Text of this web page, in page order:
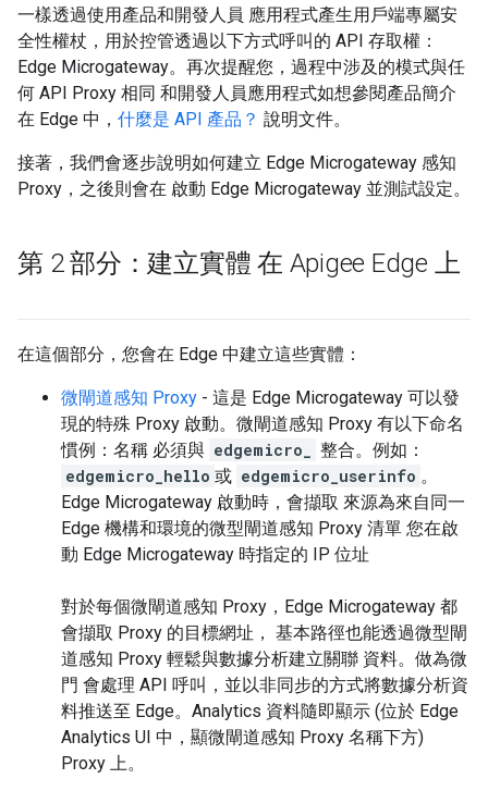
一樣透過使用產品和開發人員 應用程式產生用戶端專屬安
全性權杖，用於控管透過以下方式呼叫的 API 存取權：
Edge Microgateway。再次提醒您，過程中涉及的模式與任
何 API Proxy 相同 和開發人員應用程式如想參閱產品簡介
在 Edge 中， 什麼是 API 產品？ 說明文件。
接著，我們會逐步說明如何建立 Edge Microgateway 感知
Proxy，之後則會在 啟動 Edge Microgateway 並測試設定。
第 2 部分：建立實體 在 Apigee Edge 上
在這個部分，您會在 Edge 中建立這些實體：
微閘道感知 Proxy - 這是 Edge Microgateway 可以發
現的特殊 Proxy 啟動。微閘道感知 Proxy 有以下命名
慣例：名稱 必須與 edgemicro_
整合。例如：
edgemicro_hello 或 edgemicro_userinfo 。
Edge Microgateway 啟動時，會擷取 來源為來自同一
Edge 機構和環境的微型閘道感知 Proxy 清單 您在啟
動 Edge Microgateway 時指定的 IP 位址
對於每個微閘道感知 Proxy，Edge Microgateway 都
會擷取 Proxy 的目標網址， 基本路徑也能透過微型閘
道感知 Proxy 輕鬆與數據分析建立關聯 資料。做為微
門 會處理 API 呼叫，並以非同步的方式將數據分析資
料推送至 Edge。Analytics 資料隨即顯示 (位於 Edge
Analytics UI 中，顯微閘道感知 Proxy 名稱下方)
Proxy 上。